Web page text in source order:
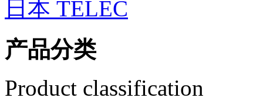
日本 TELEC
产品分类
Product classification